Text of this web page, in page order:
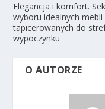
Elegancja i komfort.
wyboru idealnych mebli
tapicerowanych do
wypoczynku
O AUTORZE